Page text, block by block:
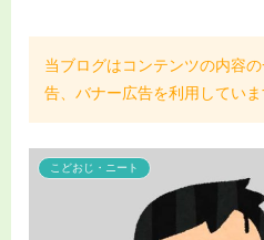
当ブログはコンテンツの内容
告、バナー広告を利用していま
こどおじ・ニート